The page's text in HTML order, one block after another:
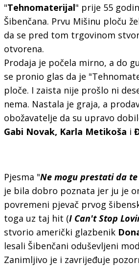
"Tehnomaterijal" prije 55
Šibenčana. Prvu Mišinu ploču
da se pred tom trgovinom
otvorena.
Prodaja je počela mirno, a do
se pronio glas da je
ploče. I zaista nije prošlo ni
nema. Nastala je graja, a
obožavatelje da su upravo
Gabi Novak, Karla Metikoša i
Pjesma "Ne mogu prestati da
je bila dobro poznata jer ju je
povremeni pjevač prvog
toga uz taj hit (I Can't Stop
stvorio američki glazbenik
lesali Šibenčani oduševljeni
Zanimljivo je i zavrijeđuje